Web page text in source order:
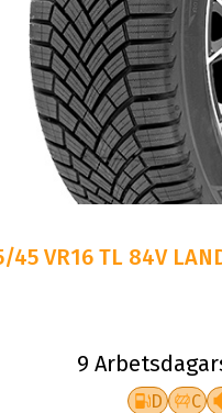
45 VR16 TL 84V
9
D C